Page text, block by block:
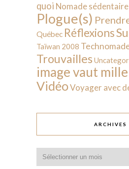
quoi Nomade sédentaire
Plogue(s)
Québec Réflexions
Taïwan 2008
Trouvailles
image vaut
VidéoVoyager avec
ARCHIVES